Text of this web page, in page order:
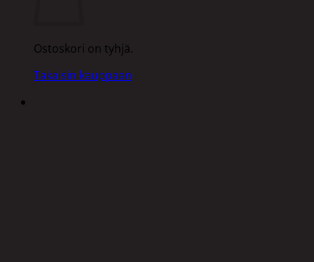
Ostoskori on tyhjä.
Takaisin kauppaan